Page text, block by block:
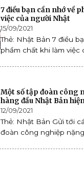
7 điều bạn cần nhớ về
việc của người Nhật
15/09/2021
Thẻ: Nhật Bản 7 điều
phẩm chất khi làm việc
Một số tập đoàn công
hàng đầu Nhật Bản
12/09/2021
Thẻ: Nhật Bản Gửi tới
đoàn công nghiệp nặng